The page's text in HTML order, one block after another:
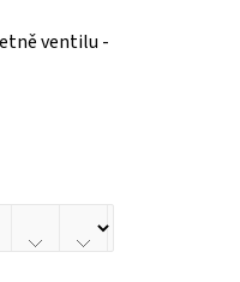
ventilu -